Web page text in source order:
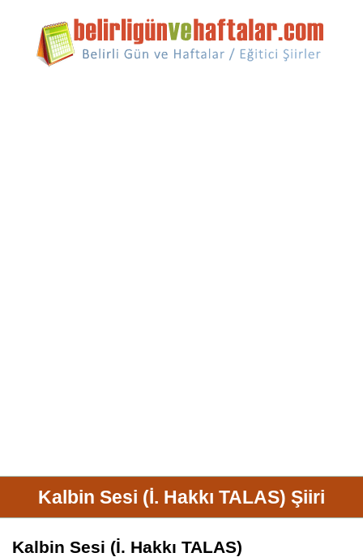
Kalbin Sesi (İ. Hakkı TALAS) Şiiri
Kalbin Sesi (İ. Hakkı TALAS)